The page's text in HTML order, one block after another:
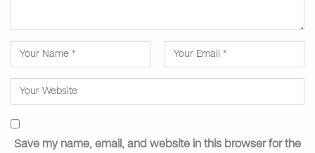
Save my name, email, and website in this browser for the